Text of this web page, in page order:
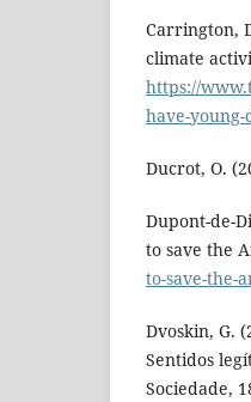
Carrington,
climate
https://
have-
Ducrot, O.
Dupont-de-
to save the
to-save-the-
Dvoskin, G.
Sentidos
Sociedade,